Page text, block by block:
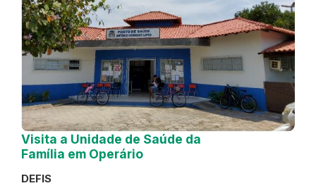
Visita a Unidade de Saúde da
Família em Operário
DEFIS